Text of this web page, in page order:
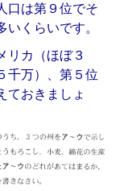
口は第９位でそ
いくらいです。
リカ（ほぼ３
千万）、第５位
ておきましょ